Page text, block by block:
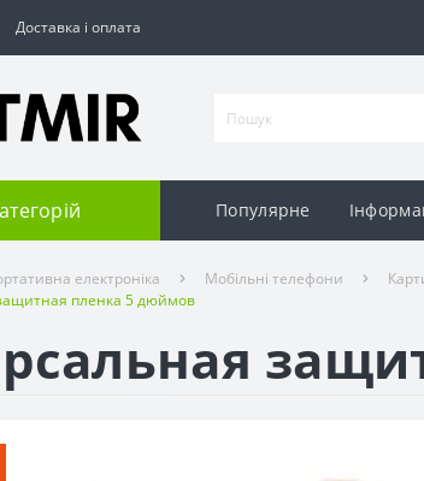
Доставка і оплата
Популярне
електроніка Мобільні телефони
пленка 5 дюймов